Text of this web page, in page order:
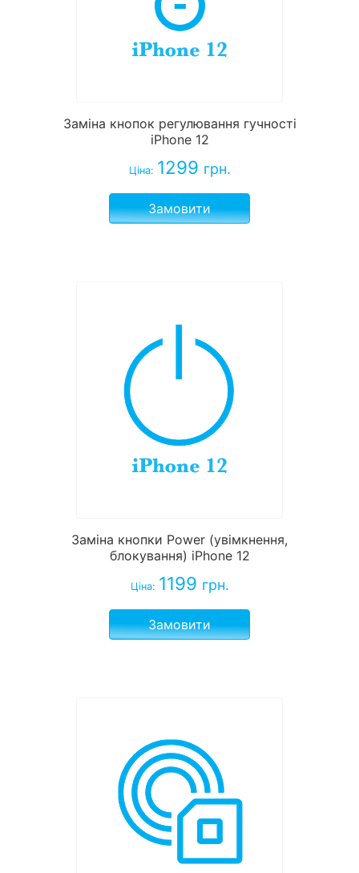
Заміна кнопок регулювання гучності
iPhone 12
Ціна: 1299 грн.
Замовити
Заміна кнопки Power (увімкнення,
блокування) iPhone 12
Ціна: 1199 грн.
Замовити